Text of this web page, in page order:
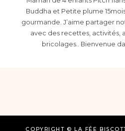
Buddha et Petite plume
gourmande. J’aime partager
avec des recettes, activités,
bricolages.. Bienvenue
COPYRIGHT © LA FÉE